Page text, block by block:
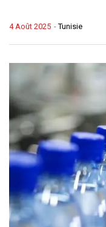
-Tunisie
4 Août 2025